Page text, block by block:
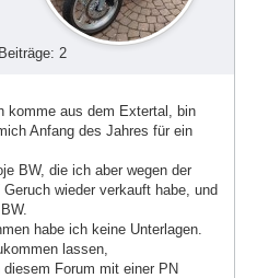
Beiträge: 2
komme aus dem Extertal, bin
Anfang des Jahres für ein
BW, die ich aber wegen der
wieder verkauft habe, und
habe ich keine Unterlagen.
lassen,
Forum mit einer PN